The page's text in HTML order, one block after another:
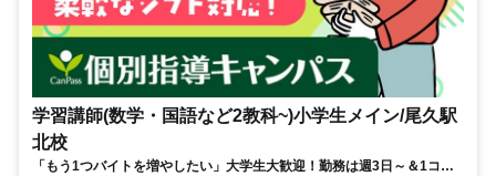
学習講師(数学・国語など2教科~)小学生メイン/尾久駅
北校
「もう1つバイトを増やしたい」大学生大歓迎！勤務は週3日～＆1コマ